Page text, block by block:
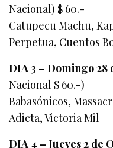
Nacional) $ 60.-
Catupecu Machu,
Perpetua, Cuentos
DIA 3 – Domingo 28
Nacional $ 60.-)
Babasónicos,
Adicta, Victoria Mil
DIA 4 – Jueves 2 de